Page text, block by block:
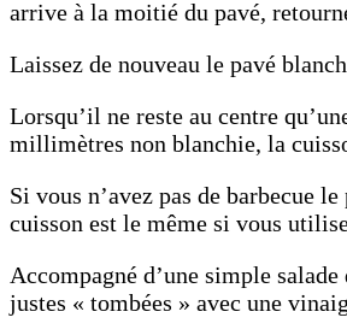
arrive à la moitié du pavé,
Laissez de nouveau le pavé
Lorsqu’il ne reste au centre
millimètres non blanchie, la
Si vous n’avez pas de barbecue
cuisson est le même si vous
Accompagné d’une simple salade
justes « tombées » avec une